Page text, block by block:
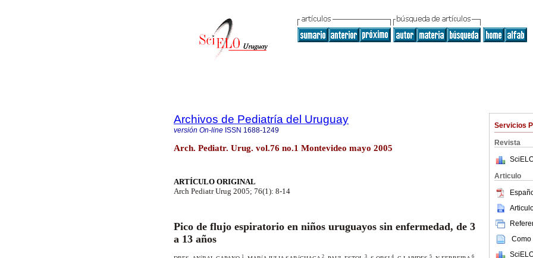
Servicios
Revista
Articulo
Como
Archivos de Pediatría del Uruguay
versión On-line ISSN 1688-1249
Arch. Pediatr. Urug. vol.76 no.1 Montevideo mayo 2005
ARTÍCULO ORIGINAL
Arch Pediatr Urug 2005; 76(1): 8-14
Pico de flujo espiratorio en niños uruguayos sin enfermedad, de 3
a 13 años
1 2 3 4 5 6